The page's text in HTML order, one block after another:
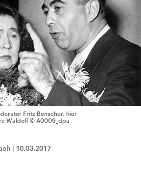
Fritz Benscher, hier
Waldoff © A0009_dpa
| 10.03.2017